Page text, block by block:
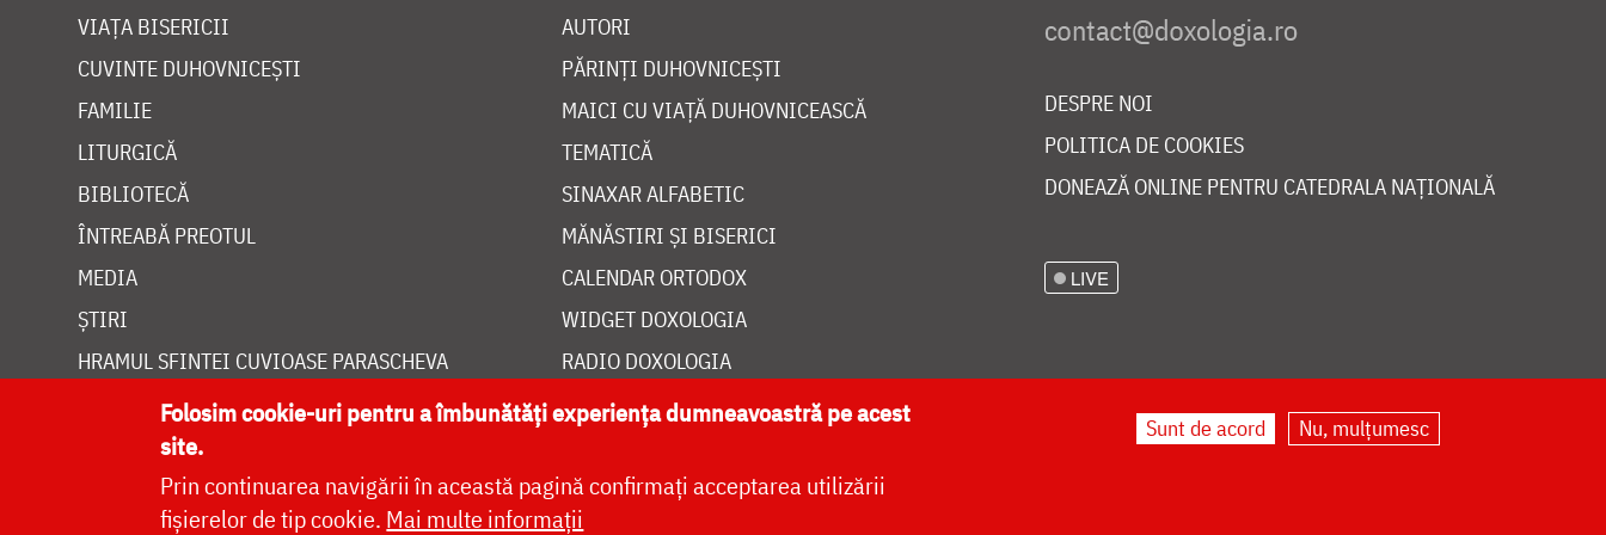
VIAȚA BISERICII
CUVINTE DUHOVNICEȘTI
FAMILIE
LITURGICĂ
BIBLIOTECĂ
ÎNTREABĂ PREOTUL
MEDIA
ȘTIRI
HRAMUL SFINTEI CUVIOASE PARASCHEVA
AUTORI
PĂRINȚI DUHOVNICEȘTI
MAICI CU VIAȚĂ DUHOVNICEASCĂ
TEMATICĂ
SINAXAR ALFABETIC
MĂNĂSTIRI ȘI BISERICI
CALENDAR ORTODOX
WIDGET DOXOLOGIA
RADIO DOXOLOGIA
DESPRE NOI
POLITICA DE COOKIES
DONEAZĂ ONLINE PENTRU CATEDRALA NAȚIONALĂ
LIVE
Site dezvoltat de DOXOLOGIA MEDIA, Arhiepiscopia Iașilor | ©
Folosim cookie-uri pentru a îmbunătăți experiența dumneavoastră pe acest
site.
Prin continuarea navigării în această pagină confirmați acceptarea utilizării
fișierelor de tip cookie. Mai multe informații
Sunt de acord Nu, mulțumesc